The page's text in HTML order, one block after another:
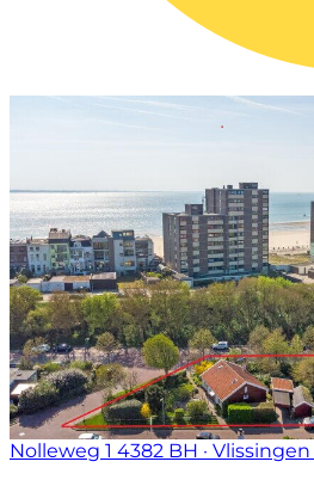
Nolleweg 1 4382 BH · Vlissingen